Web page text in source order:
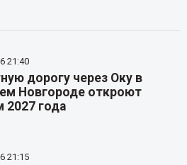
21:40
дорогу через Оку в
Новгороде откроют
2027 года
21:15